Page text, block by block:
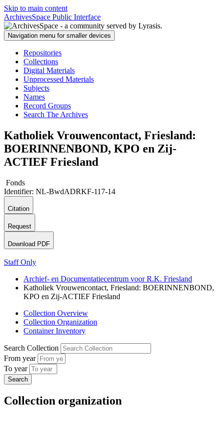
Skip to main content
ArchivesSpace Public Interface
Navigation menu for smaller devices
Repositories
Collections
Digital Materials
Unprocessed Materials
Subjects
Names
Record Groups
Search The Archives
Katholiek Vrouwencontact, Friesland:
BOERINNENBOND, KPO en Zij-
ACTIEF Friesland
Fonds
Identifier: NL-BwdADRKF-117-14
Citation
Request
Download PDF
Staff Only
Archief- en Documentatiecentrum voor R.K. Friesland
Katholiek Vrouwencontact, Friesland: BOERINNENBOND,
KPO en Zij-ACTIEF Friesland
Collection Overview
Collection Organization
Container Inventory
Search Collection
From year
To year
Collection organization